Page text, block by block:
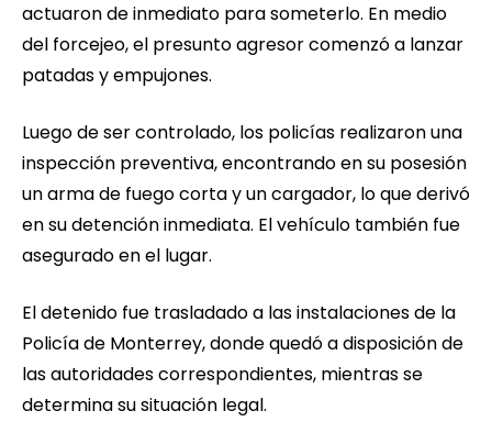
actuaron de inmediato para someterlo. En medio
del forcejeo, el presunto agresor comenzó a lanzar
patadas y empujones.
Luego de ser controlado, los policías realizaron una
inspección preventiva, encontrando en su posesión
un arma de fuego corta y un cargador, lo que derivó
en su detención inmediata. El vehículo también fue
asegurado en el lugar.
El detenido fue trasladado a las instalaciones de la
Policía de Monterrey, donde quedó a disposición de
las autoridades correspondientes, mientras se
determina su situación legal.